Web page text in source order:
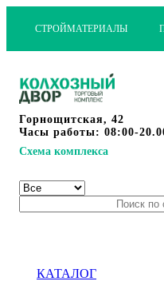
СТРОЙМАТЕРИАЛЫ
Горнощитская, 42
Часы работы: 08:00-
Схема комплекса
КАТАЛОГ